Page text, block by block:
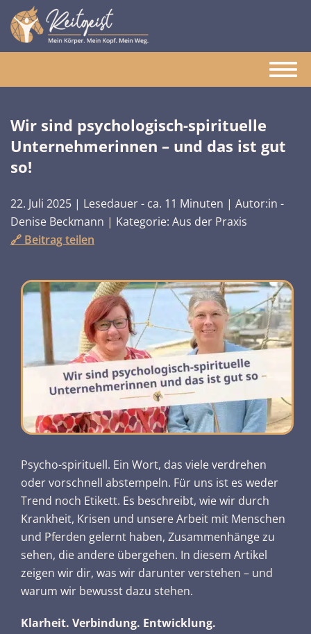
Wir sind psychologisch-spirituelle
Unternehmerinnen – und das ist gut
so!
22. Juli 2025 | Lesedauer - ca. 11 Minuten | Autor:in -
Denise Beckmann | Kategorie: Aus der Praxis
🔗 Beitrag teilen
Psycho-spirituell. Ein Wort, das viele verdrehen
oder vorschnell abstempeln. Für uns ist es weder
Trend noch Etikett. Es beschreibt, wie wir durch
Krankheit, Krisen und unsere Arbeit mit Menschen
und Pferden gelernt haben, Zusammenhänge zu
sehen, die andere übergehen. In diesem Artikel
zeigen wir dir, was wir darunter verstehen – und
warum wir bewusst dazu stehen.
Klarheit. Verbindung. Entwicklung.